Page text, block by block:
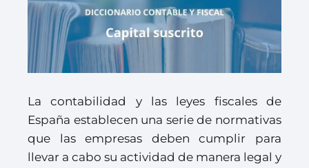
La contabilidad y las leyes fiscales de
España establecen una serie de normativas
que las empresas deben cumplir para
llevar a cabo su actividad de manera legal y